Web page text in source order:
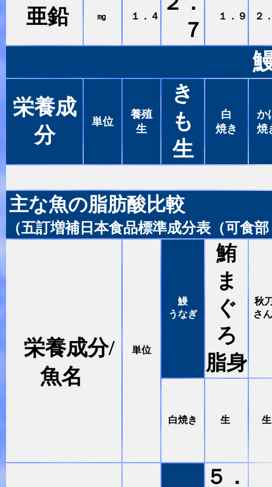
亜鉛 ㎎ １．４
７
１．９ ２
栄養成
分
単位
養殖
生
き
も
生
白
焼き
か
焼
主な魚の脂肪酸比較
（五訂増補日本食品標準成分表（可食
栄養成分/
魚名
単位
鰻
うなぎ
鮪
ま
ぐ
ろ
脂身
秋
さ
白焼き 生
５．